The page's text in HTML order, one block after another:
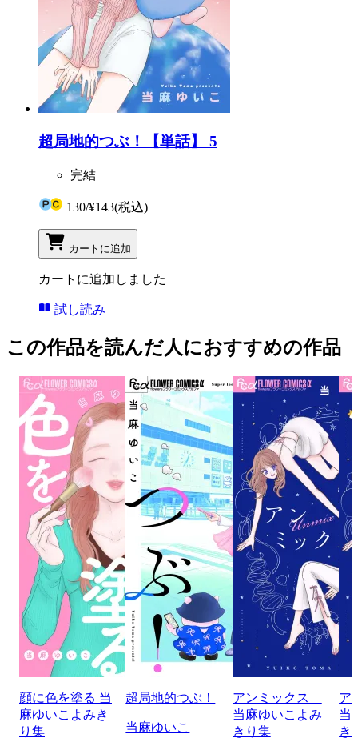
超局地的つぶ！【単話】 5
完結
130/¥143(税込)
カートに追加
カートに追加しました
試し読み
この作品を読んだ人におすすめの作品
顔に色を塗る 当
麻ゆいこよみき
り集
超局地的つぶ！
当麻ゆいこ
アンミックス
当麻ゆいこよみ
きり集
ア
当
き